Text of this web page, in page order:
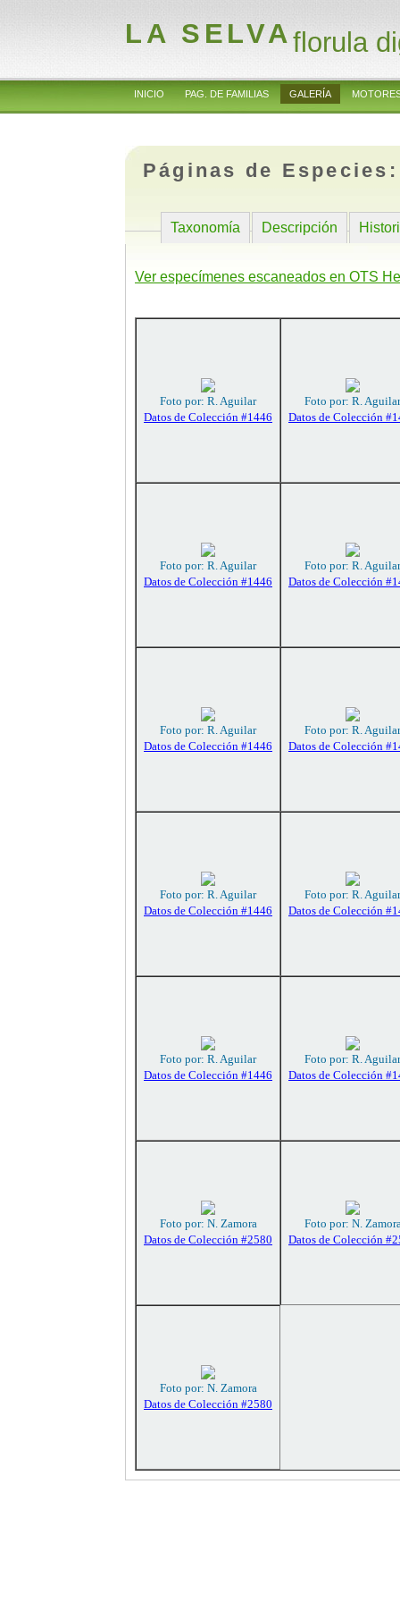
LA SELVAflorula
INICIO PAG. DE FAMILIAS GALERÍA
Páginas de
Taxonomía Descripción
Ver especímenes escaneados en OTS
Foto por: R. Aguilar
Datos de Colección #1446
Foto por: R. Aguilar
Datos de Colección
Foto por: R. Aguilar
Datos de Colección #1446
Foto por: R. Aguilar
Datos de Colección
Foto por: R. Aguilar
Datos de Colección #1446
Foto por: R. Aguilar
Datos de Colección
Foto por: R. Aguilar
Datos de Colección #1446
Foto por: R. Aguilar
Datos de Colección
Foto por: R. Aguilar
Datos de Colección #1446
Foto por: R. Aguilar
Datos de Colección
Foto por: N. Zamora
Datos de Colección #2580
Foto por: N.
Datos de Colección
Foto por: N. Zamora
Datos de Colección #2580